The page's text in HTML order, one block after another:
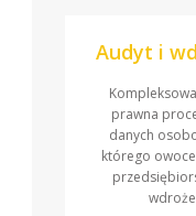
Audyt i
prawna
danych
którego